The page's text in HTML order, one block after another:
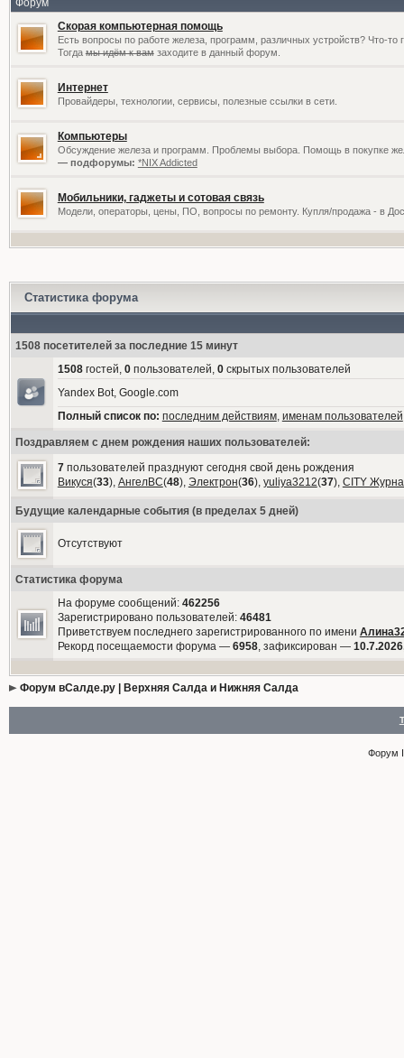
Форум
Скорая компьютерная помощь
Есть вопросы по работе железа, программ, различных устройств? Что-то
Тогдамы идём к вамзаходите в данный форум.
Интернет
Провайдеры, технологии, сервисы, полезные ссылки в сети.
Компьютеры
Обсуждение железа и программ. Проблемы выбора. Помощь в покупке
— подфорумы: *NIX Addicted
Мобильники, гаджеты и сотовая связь
Модели, операторы, цены, ПО, вопросы по ремонту. Купля/продажа - в
Статистика форума
1508 посетителей за последние 15 минут
1508гостей, 0пользователей, 0скрытых пользователей
Yandex Bot, Google.com
Полный список по: последним действиям, именам пользователей
Поздравляем с днем рождения наших пользователей:
7пользователей празднуют сегодня свой день рождения
Викуся(33), АнгелВС(48), Электрон(36), yuliya3212(37), CITY
Будущие календарные события (в пределах 5 дней)
Отсутствуют
Статистика форума
На форуме сообщений: 462256
Зарегистрировано пользователей: 46481
Приветствуем последнего зарегистрированного по имени
Рекорд посещаемости форума — 6958, зафиксирован —
Форум вСалде.ру | Верхняя Салда и Нижняя Салда
Форум